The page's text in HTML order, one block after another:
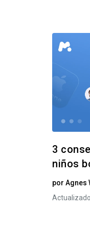
3
niños
porAgnes